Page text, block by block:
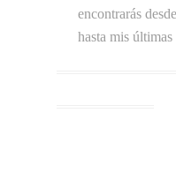
encontrarás
hasta mis